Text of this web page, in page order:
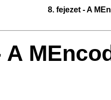
8. fejezet - A
A